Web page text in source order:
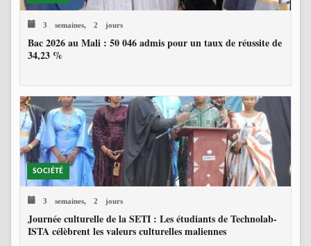
3 semaines, 2 jours
Bac 2026 au Mali : 50 046 admis pour un taux de réussite de
34,23 %
SOCIÉTÉ
3 semaines, 2 jours
Journée culturelle de la SETI : Les étudiants de Technolab-
ISTA célèbrent les valeurs culturelles maliennes